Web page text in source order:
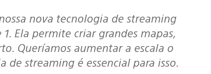
nova tecnologia de streaming
Ela permite criar grandes mapas,
Queríamos aumentar a escala o
de streaming é essencial para isso.